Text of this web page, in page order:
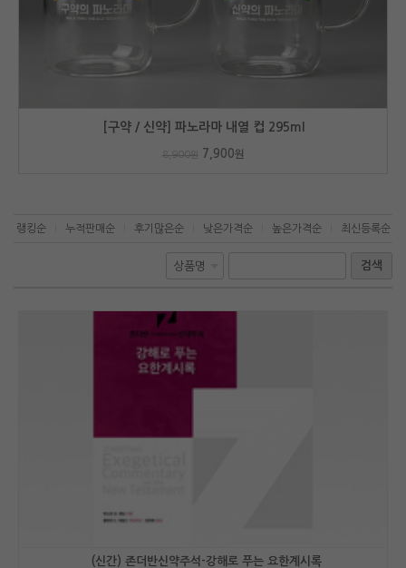
[구약 / 신약] 파노라마 내열 컵 295ml
8,900원 7,900원
랭킹순 누적판매순 후기많은순 낮은가격순 높은가격순 최신등록순
검색
(신간) 존더반신약주석-강해로 푸는 요한계시록